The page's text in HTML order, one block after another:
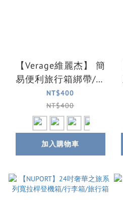
【Verage維麗杰】 簡
易便利旅行箱綁帶/束
帶(4色可選)
NT$400
NT$400
加入購物車